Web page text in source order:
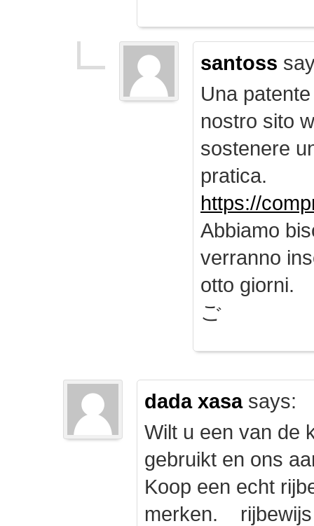
santoss
Una
nostro sito
sostenere
pratica.
https://
Abbiamo
verranno
otto giorni.
ご
dada xasasays:
Wilt u een van de
gebruikt en ons
Koop een echt
merken.